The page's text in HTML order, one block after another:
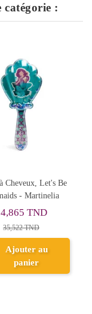
catégorie :
de Beauté Beauty Bomb
- Réf.66714
38,946 TND
Aperçu